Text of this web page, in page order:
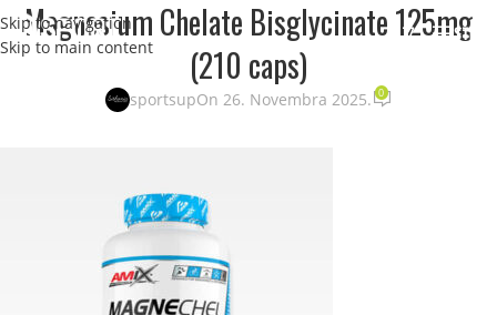
Skip to navigation
Skip to main content
Magnesium Chelate Bisglycinate 125mg
(210 caps)
sportsupOn 26. Novembra 2025. 0